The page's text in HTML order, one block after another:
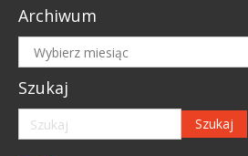
Archiwum
Archiwum
Szukaj